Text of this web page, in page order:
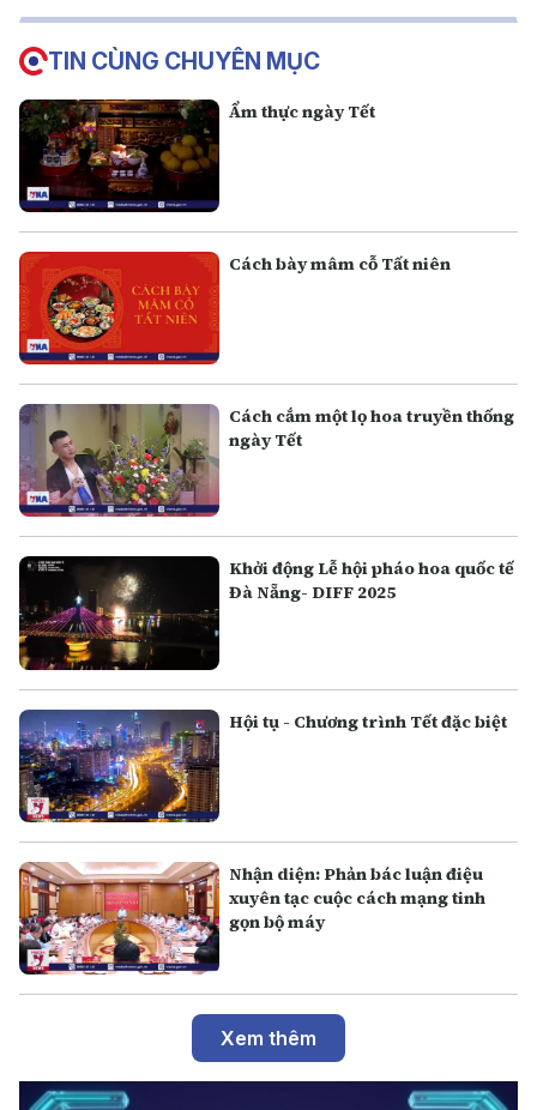
TIN CÙNG CHUYÊN MỤC
Ẩm thực ngày Tết
Cách bày mâm cỗ Tất niên
Cách cắm một lọ hoa truyền thống
ngày Tết
Khởi động Lễ hội pháo hoa quốc tế
Đà Nẵng- DIFF 2025
Hội tụ - Chương trình Tết đặc biệt
Nhận diện: Phản bác luận điệu
xuyên tạc cuộc cách mạng tinh
gọn bộ máy
Xem thêm